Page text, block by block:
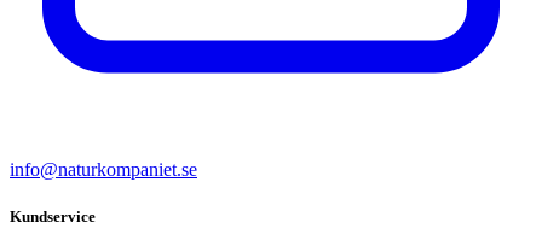
info@naturkompaniet.se
Kundservice